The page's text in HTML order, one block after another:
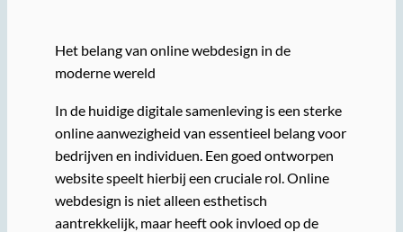
Het belang van online webdesign in de
moderne wereld
In de huidige digitale samenleving is een sterke
online aanwezigheid van essentieel belang voor
bedrijven en individuen. Een goed ontworpen
website speelt hierbij een cruciale rol. Online
webdesign is niet alleen esthetisch
aantrekkelijk, maar heeft ook invloed op de